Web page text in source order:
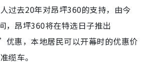
过去20年对昂坪360的支持，由今
，昂坪360将在特选日子推出
惠，本地居民可以开幕时的优惠价
缆车。